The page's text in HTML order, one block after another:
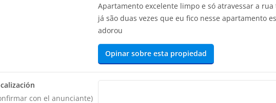
Apartamento excelente limpo e só atravessar a
já são duas vezes que eu fico nesse apartamento
adorou
Opinar sobre esta propiedad
con el anunciante)